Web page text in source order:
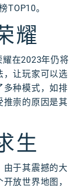
TOP10。
耀
在2023年仍将
，让玩家可以选
多种模式，如排
推崇的原因是其
生
由于其震撼的大
放世界地图，